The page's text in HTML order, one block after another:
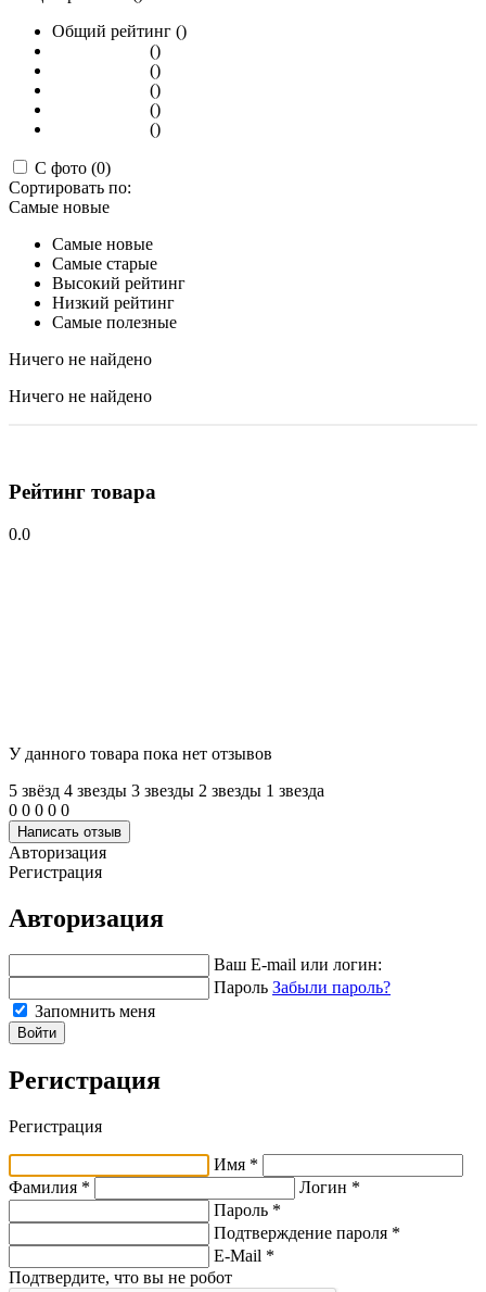
Общий рейтинг ()
()
()
()
()
()
С фото (0)
Сортировать по:
Самые новые
Самые новые
Самые старые
Высокий рейтинг
Низкий рейтинг
Самые полезные
Ничего не найдено
Ничего не найдено
Рейтинг товара
0.0
У данного товара пока нет отзывов
5 звёзд 4 звeзды 3 звeзды 2 звeзды 1 звeзда
0 0 0 0 0
Написать отзыв
Авторизация
Регистрация
Авторизация
Ваш E-mail или логин:
Пароль Забыли пароль?
Запомнить меня
Войти
Регистрация
Регистрация
Имя *
Фамилия *
Логин *
Пароль *
Подтверждение пароля *
E-Mail *
Подтвердите, что вы не робот